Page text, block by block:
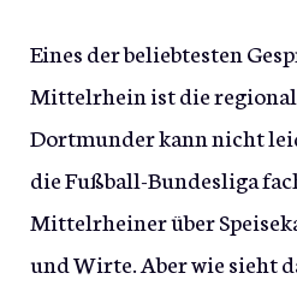
Eines der beliebtesten
Mittelrhein ist die
Dortmunder kann nicht
die Fußball-Bundesliga
Mittelrheiner über
und Wirte. Aber wie sieht